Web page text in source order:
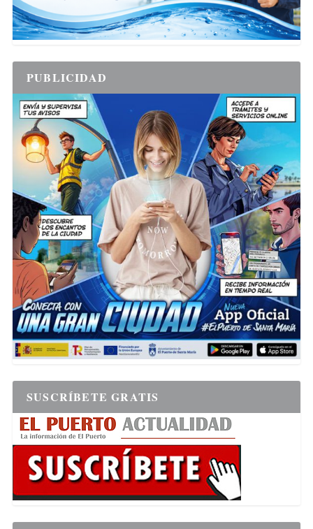
PUBLICIDAD
SUSCRÍBETE GRATIS